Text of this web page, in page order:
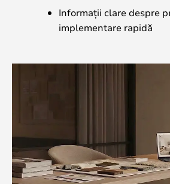
Informații clare despre
implementare rapidă